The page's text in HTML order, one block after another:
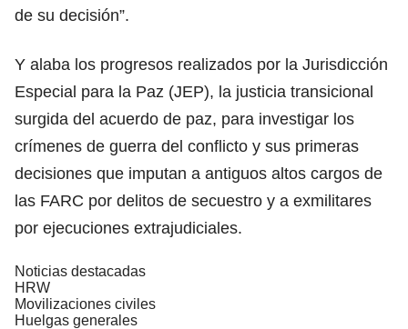
de su decisión”.
Y alaba los progresos realizados por la Jurisdicción
Especial para la Paz (JEP), la justicia transicional
surgida del acuerdo de paz, para investigar los
crímenes de guerra del conflicto y sus primeras
decisiones que imputan a antiguos altos cargos de
las FARC por delitos de secuestro y a exmilitares
por ejecuciones extrajudiciales.
Noticias destacadas
HRW
Movilizaciones civiles
Huelgas generales